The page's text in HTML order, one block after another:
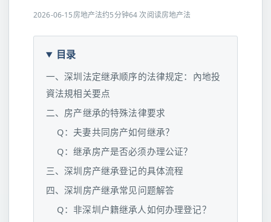
2026-06-15房地产法约5分钟64 次阅读房地产法
目录
一、深圳法定继承顺序的法律规定：內地投
資法規相关要点
二、房产继承的特殊法律要求
Q：夫妻共同房产如何继承？
Q：继承房产是否必须办理公证？
三、深圳房产继承登记的具体流程
四、深圳房产继承常见问题解答
Q：非深圳户籍继承人如何办理登记？